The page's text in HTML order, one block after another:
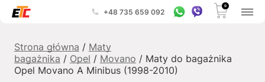
+48 735 659 092
0
Strona główna / Maty
bagażnika / Opel / Movano / Maty do bagażnika
Opel Movano A Minibus (1998-2010)